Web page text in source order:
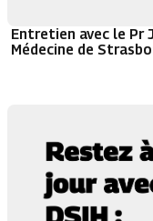
Entretien avec le Pr
Médecine de